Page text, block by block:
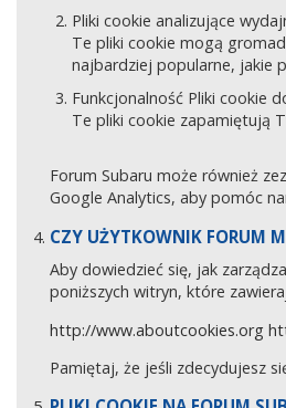
Pliki cookie analizujące
Te pliki cookie mogą
najbardziej popularne, jakie
Funkcjonalność Pliki cookie
Te pliki cookie zapamiętują
Forum Subaru może również
Google Analytics, aby pomóc
CZY UŻYTKOWNIK FORUM
Aby dowiedzieć się, jak
poniższych witryn, które
http://www.aboutcookies.org
Pamiętaj, że jeśli zdecydujesz